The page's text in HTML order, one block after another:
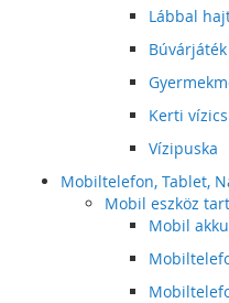
Lábbal
Búvárjáték
Kerti
Vízipuska
Mobiltelefon, Tablet,
Mobil eszköz
Mobil